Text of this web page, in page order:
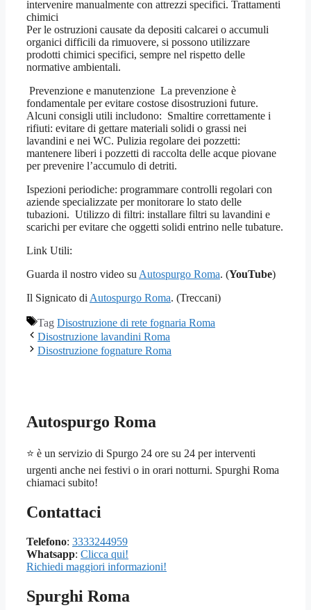
intervenire manualmente con attrezzi specifici. Trattamenti
chimici
Per le ostruzioni causate da depositi calcarei o accumuli
organici difficili da rimuovere, si possono utilizzare
prodotti chimici specifici, sempre nel rispetto delle
normative ambientali.
Prevenzione e manutenzione La prevenzione è
fondamentale per evitare costose disostruzioni future.
Alcuni consigli utili includono: Smaltire correttamente i
rifiuti: evitare di gettare materiali solidi o grassi nei
lavandini e nei WC. Pulizia regolare dei pozzetti:
mantenere liberi i pozzetti di raccolta delle acque piovane
per prevenire l’accumulo di detriti.
Ispezioni periodiche: programmare controlli regolari con
aziende specializzate per monitorare lo stato delle
tubazioni. Utilizzo di filtri: installare filtri su lavandini e
scarichi per evitare che oggetti solidi entrino nelle tubature.
Link Utili:
Guarda il nostro video su Autospurgo Roma. (YouTube)
Il Signicato di Autospurgo Roma. (Treccani)
Tag Disostruzione di rete fognaria Roma
Disostruzione lavandini Roma
Disostruzione fognature Roma
Autospurgo Roma
⭐ è un servizio di Spurgo 24 ore su 24 per interventi
urgenti anche nei festivi o in orari notturni. Spurghi Roma
chiamaci subito!
Contattaci
Telefono: 3333244959
Whatsapp: Clicca qui!
Richiedi maggiori informazioni!
Spurghi Roma